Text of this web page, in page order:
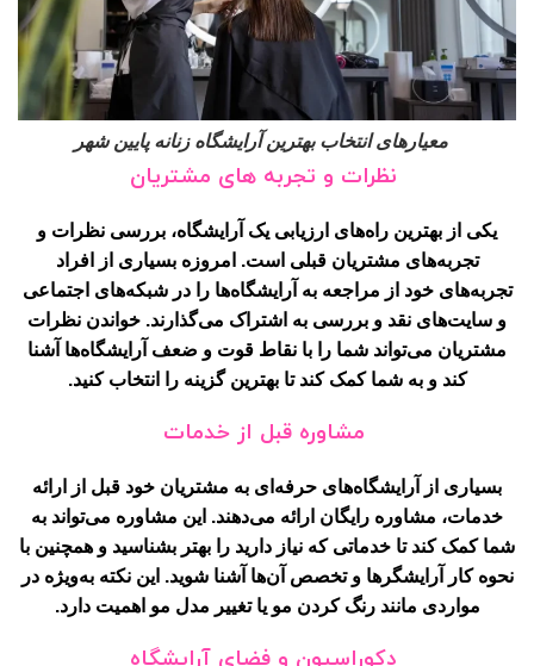
معیارهای انتخاب بهترین آرایشگاه زنانه پایین شهر
نظرات و تجربه های مشتریان
یکی از بهترین راه‌های ارزیابی یک آرایشگاه، بررسی نظرات و
تجربه‌های مشتریان قبلی است. امروزه بسیاری از افراد
تجربه‌های خود از مراجعه به آرایشگاه‌ها را در شبکه‌های اجتماعی
و سایت‌های نقد و بررسی به اشتراک می‌گذارند. خواندن نظرات
مشتریان می‌تواند شما را با نقاط قوت و ضعف آرایشگاه‌ها آشنا
کند و به شما کمک کند تا بهترین گزینه را انتخاب کنید.
مشاوره قبل از خدمات
بسیاری از آرایشگاه‌های حرفه‌ای به مشتریان خود قبل از ارائه
خدمات، مشاوره رایگان ارائه می‌دهند. این مشاوره می‌تواند به
شما کمک کند تا خدماتی که نیاز دارید را بهتر بشناسید و همچنین با
نحوه کار آرایشگرها و تخصص آن‌ها آشنا شوید. این نکته به‌ویژه در
مواردی مانند رنگ کردن مو یا تغییر مدل مو اهمیت دارد.
دکوراسیون و فضای آرایشگاه